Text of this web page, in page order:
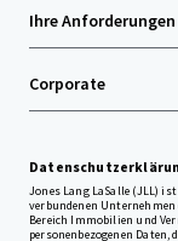
Ihre Anforderungen
Corporate
Jones Lang LaSalle (JLL)
verbundenen
Bereich Immobilien und
personenbezogenen